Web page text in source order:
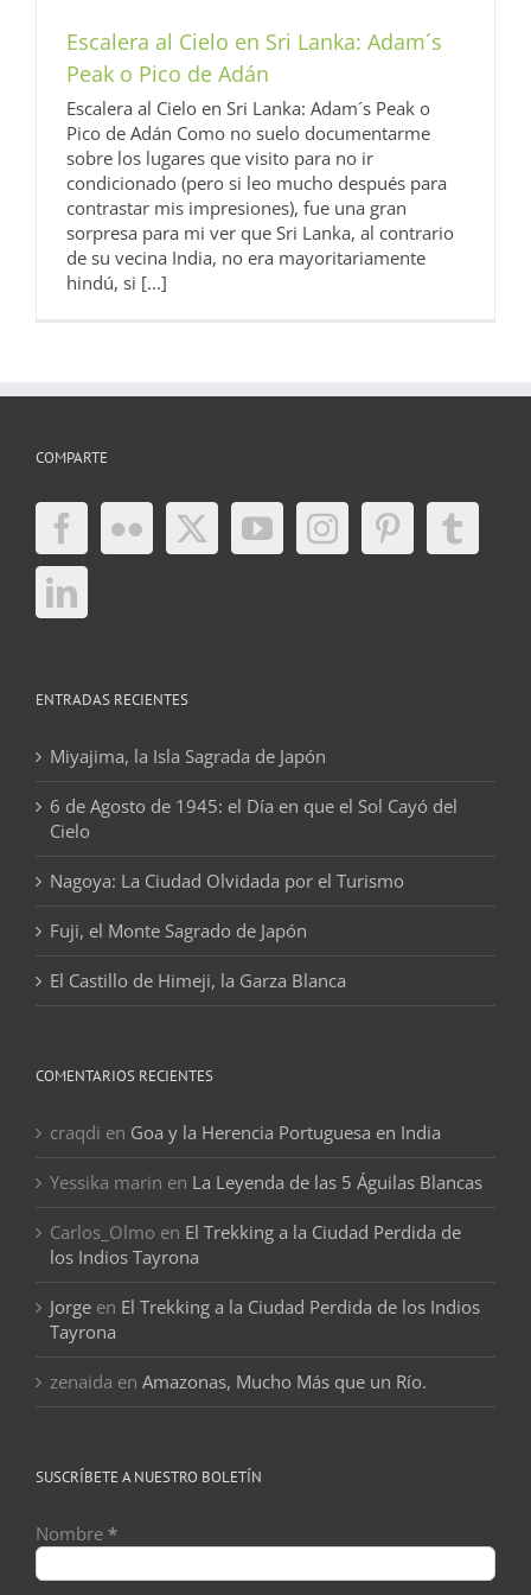
Escalera al Cielo en Sri Lanka: Adam´s
Peak o Pico de Adán
Escalera al Cielo en Sri Lanka: Adam´s Peak o
Pico de Adán Como no suelo documentarme
sobre los lugares que visito para no ir
condicionado (pero si leo mucho después para
contrastar mis impresiones), fue una gran
sorpresa para mi ver que Sri Lanka, al contrario
de su vecina India, no era mayoritariamente
hindú, si [...]
COMPARTE
ENTRADAS RECIENTES
Miyajima, la Isla Sagrada de Japón
6 de Agosto de 1945: el Día en que el Sol Cayó del
Cielo
Nagoya: La Ciudad Olvidada por el Turismo
Fuji, el Monte Sagrado de Japón
El Castillo de Himeji, la Garza Blanca
COMENTARIOS RECIENTES
craqdi en Goa y la Herencia Portuguesa en India
Yessika marin en La Leyenda de las 5 Águilas Blancas
Carlos_Olmo en El Trekking a la Ciudad Perdida de
los Indios Tayrona
Jorge en El Trekking a la Ciudad Perdida de los Indios
Tayrona
zenaida en Amazonas, Mucho Más que un Río.
SUSCRÍBETE A NUESTRO BOLETÍN
Nombre *